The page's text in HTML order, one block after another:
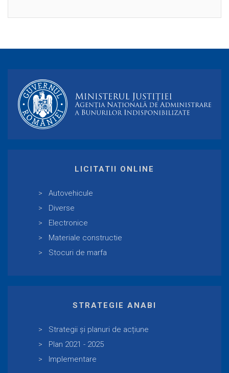
LICITATII ONLINE
Autovehicule
Diverse
Electronice
Materiale constructie
Stocuri de marfa
STRATEGIE ANABI
Strategii și planuri de acțiune
Plan 2021 - 2025
Implementare